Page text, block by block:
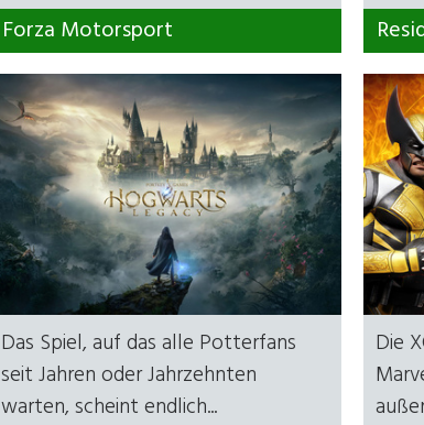
Forza Motorsport
Das Spiel, auf das alle Potterfans
seit Jahren oder Jahrzehnten
warten, scheint endlich...
Die